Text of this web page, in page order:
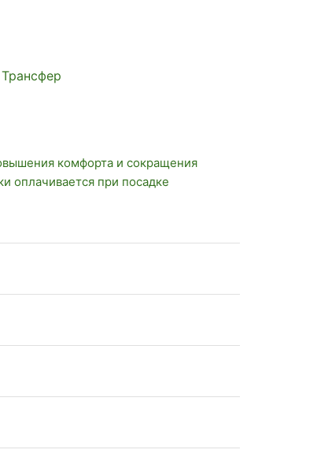
комфорта и сокращения
оплачивается при посадке